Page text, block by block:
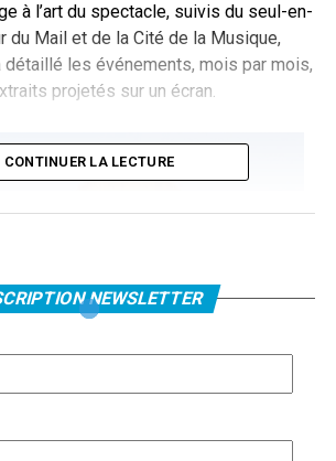
à l’art du spectacle, suivis du seul-en-
du Mail et de la Cité de la Musique,
détaillé les événements, mois par mois,
projetés sur un écran.
CONTINUER LA LECTURE
NEWSLETTER